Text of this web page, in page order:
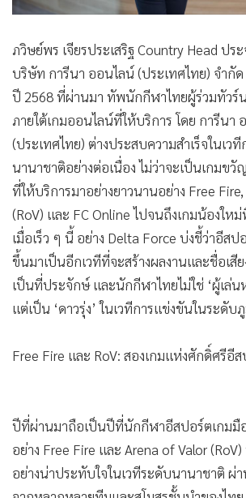
• News1
ภวิษย์พร เจียรประเสริฐ Country Head ปร
บริษัท การีนา ออนไลน์ (ประเทศไทย) จำกัด
ปี 2568 ที่ผ่านมา ทัพนักกีฬาไทยผู้ร่วมทัวร์
ภายใต้เกมออนไลน์ที่ให้บริการ โดย การีนา
(ประเทศไทย) ต่างประสบความสำเร็จในเว
นานาชาติอย่างต่อเนื่อง ไม่ว่าจะเป็นเกมขวัญ
ที่ให้บริการมาอย่างยาวนานอย่าง Free
(RoV) และ FC Online ไปจนถึงเกมน้องให
เมื่อเร็ว ๆ นี้ อย่าง Delta Force บ่งชี้ว่าอีสป
ขึ้นมาเป็นอีกเวทีที่จะสร้างผลงานและชื่อเสีย
แต่เป็น ‘ดาวรุ่ง’ ในเวทีการแข่งขันในระดับ
ปีที่ผ่านมาถือเป็นปีที่นักกีฬาอีสปอร์ตเกม